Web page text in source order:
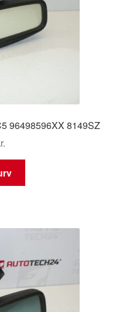
96498596XX 8149SZ